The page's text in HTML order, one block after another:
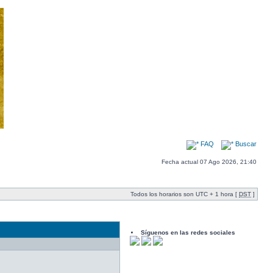
FAQ Buscar
Fecha actual 07 Ago 2026, 21:40
Todos los horarios son UTC + 1 hora [ DST ]
Síguenos en las redes sociales